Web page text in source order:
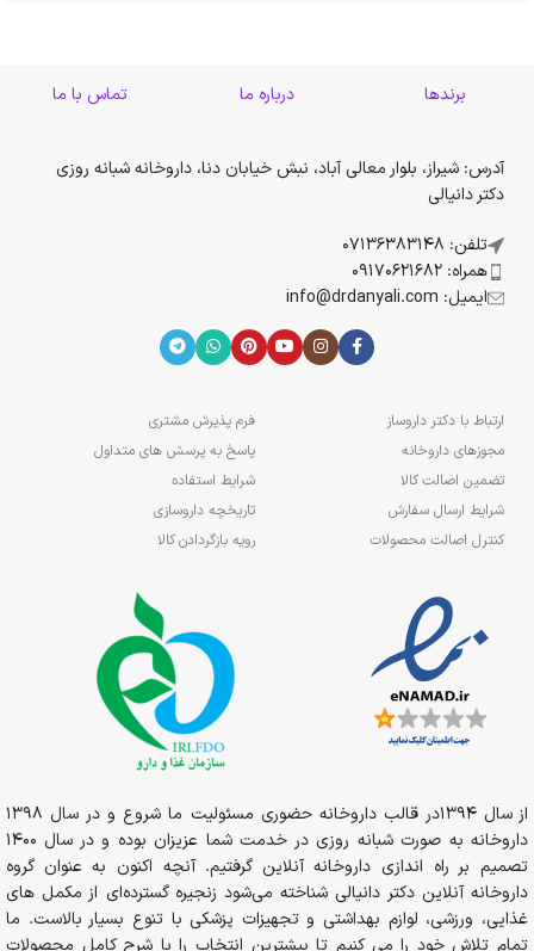
برندها درباره ما تماس با ما
آدرس: شیراز، بلوار معالی آباد، نبش خیابان دنا، داروخانه شبانه روزی
دکتر دانیالی
تلفن: 07136383148
همراه: 09170621682
ایمیل: info@drdanyali.com
ارتباط با دکتر داروساز
مجوزهای داروخانه
تضمین اصالت کالا
شرایط ارسال سفارش
کنترل اصالت محصولات
فرم پذیرش مشتری
پاسخ به پرسش های متداول
شرایط استفاده
تاریخچه داروسازی
رویه بازگردادن کالا
از سال 1394در قالب داروخانه حضوری مسئولیت ما شروع و در سال 1398
داروخانه به صورت شبانه روزی در خدمت شما عزیزان بوده و در سال 1400
تصمیم بر راه اندازی داروخانه آنلاین گرفتیم. آنچه اکنون به عنوان گروه
داروخانه آنلاین دکتر دانیالی شناخته می‌شود زنجیره گسترده‌ای از مکمل های
غذایی، ورزشی، لوازم بهداشتی و تجهیزات پزشکی با تنوع بسیار بالاست. ما
تمام تلاش خود را می کنیم تا بیشترین انتخاب را با شرح کامل محصولات